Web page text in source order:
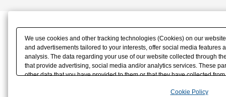
5)未塗装表情パーツ3種×各1「通常
6) 手首パーツ7種「持ち手（通常）
手（広）」「持ち手（丸）」「握り
We use cookies and other tracking technologies (Cookies) on our
and advertisements tailored to your interests, offer social media features
analysis. The data regarding your use of our website collected through
that provide advertising, social media and/or analytics services. These
other data that you have provided to them or that they have collected
the use of all Cookies except for Strictly Necessary Cookies, please
Cookie Policy